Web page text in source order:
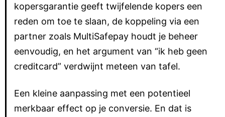
kopersgarantie geeft twijfelende kopers een
reden om toe te slaan, de koppeling via een
partner zoals MultiSafepay houdt je beheer
eenvoudig, en het argument van “ik heb geen
creditcard” verdwijnt meteen van tafel.
Een kleine aanpassing met een potentieel
merkbaar effect op je conversie. En dat is